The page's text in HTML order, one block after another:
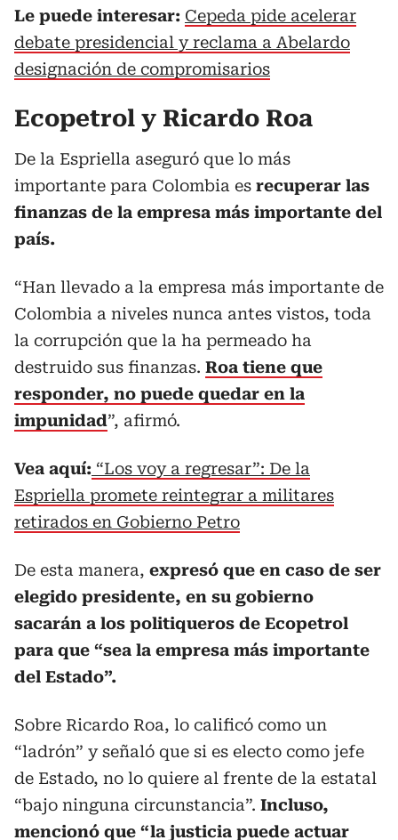
Le puede interesar: Cepeda pide acelerar
debate presidencial y reclama a Abelardo
designación de compromisarios
Ecopetrol y Ricardo Roa
De la Espriella aseguró que lo más
importante para Colombia es recuperar las
finanzas de la empresa más importante del
país.
“Han llevado a la empresa más importante de
Colombia a niveles nunca antes vistos, toda
la corrupción que la ha permeado ha
destruido sus finanzas. Roa tiene que
responder, no puede quedar en la
impunidad”, afirmó.
Vea aquí: “Los voy a regresar”: De la
Espriella promete reintegrar a militares
retirados en Gobierno Petro
De esta manera, expresó que en caso de ser
elegido presidente, en su gobierno
sacarán a los politiqueros de Ecopetrol
para que “sea la empresa más importante
del Estado”.
Sobre Ricardo Roa, lo calificó como un
“ladrón” y señaló que si es electo como jefe
de Estado, no lo quiere al frente de la estatal
“bajo ninguna circunstancia”. Incluso,
mencionó que “la justicia puede actuar